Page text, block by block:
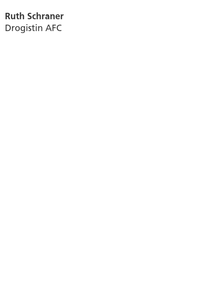
Ruth Schraner
Drogistin AFC